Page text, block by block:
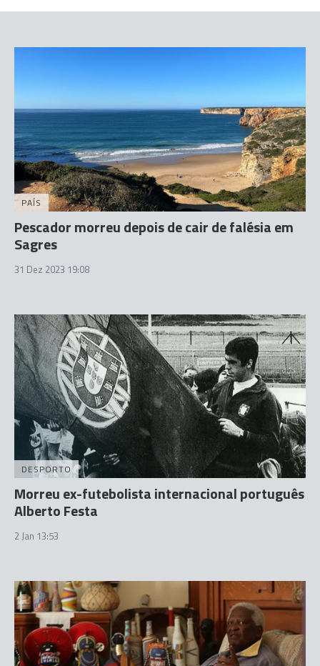
PAÍS
Pescador morreu depois de cair de falésia em
Sagres
31 Dez 2023 19:08
DESPORTO
Morreu ex-futebolista internacional português
Alberto Festa
2 Jan 13:53